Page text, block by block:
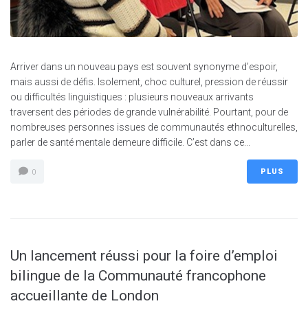
Arriver dans un nouveau pays est souvent synonyme d’espoir,
mais aussi de défis. Isolement, choc culturel, pression de réussir
ou difficultés linguistiques : plusieurs nouveaux arrivants
traversent des périodes de grande vulnérabilité. Pourtant, pour de
nombreuses personnes issues de communautés ethnoculturelles,
parler de santé mentale demeure difficile. C’est dans ce...
0 PLUS
Un lancement réussi pour la foire d’emploi
bilingue de la Communauté francophone
accueillante de London